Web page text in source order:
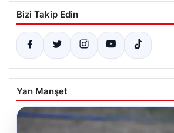
Bizi Takip Edin
Yan Manşet